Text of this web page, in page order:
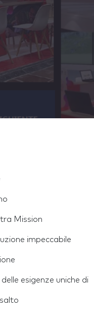
Mission
impeccabile
esigenze uniche di